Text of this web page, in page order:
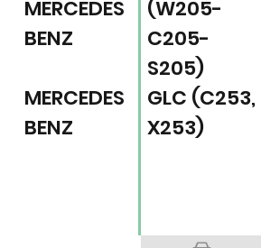
MERCEDES
BENZ
(W205-
C205-
S205)
MERCEDES
BENZ
GLC (C253,
X253)